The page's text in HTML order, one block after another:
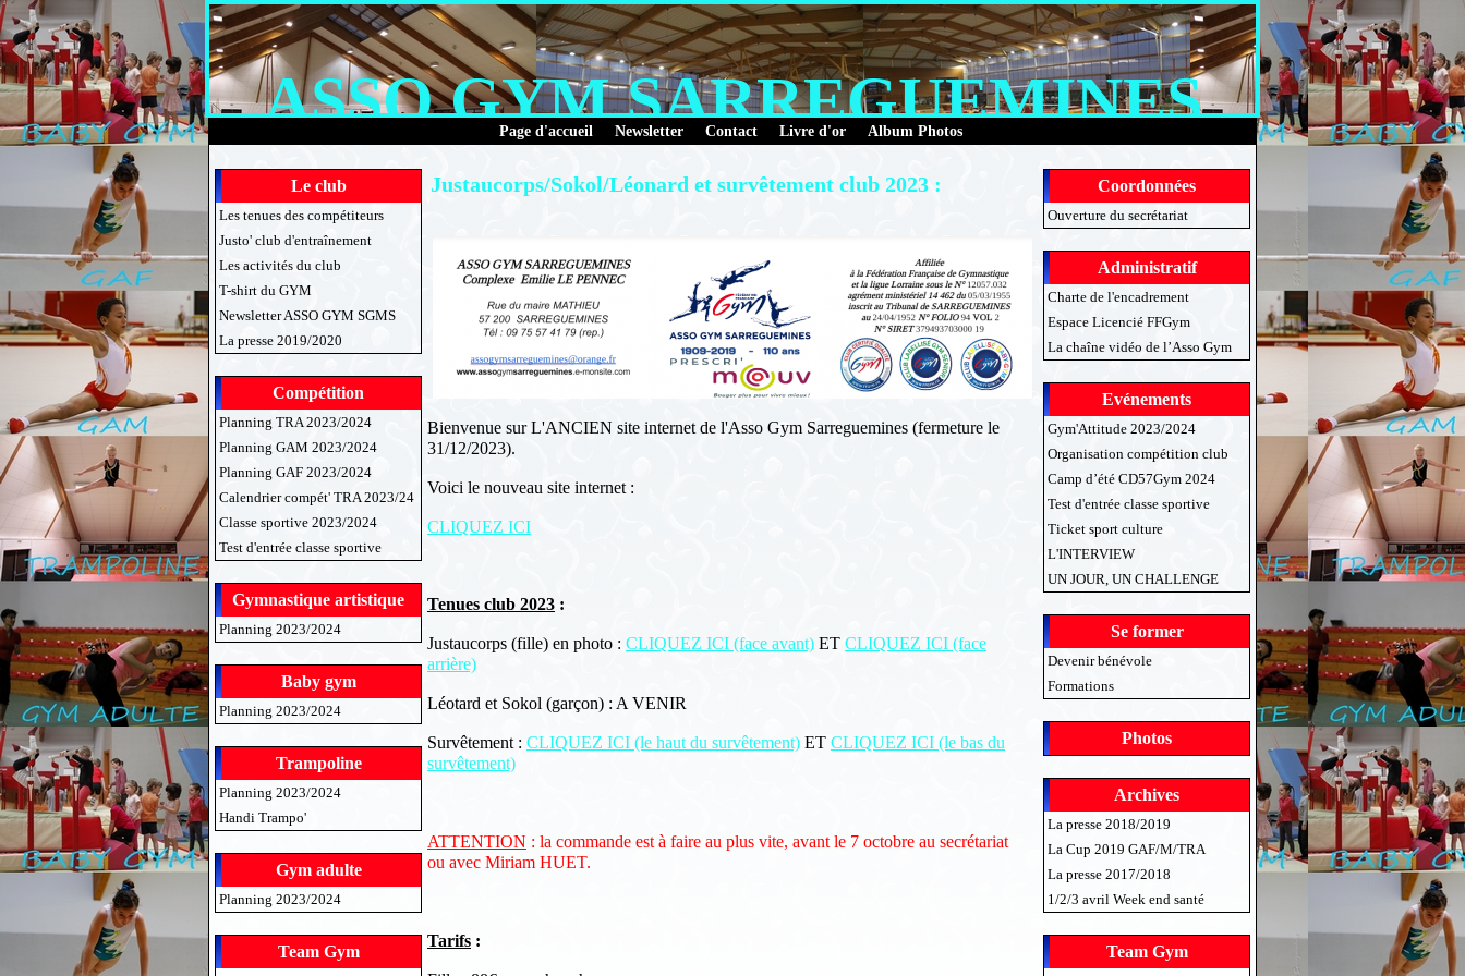
ASSO GYM SARREGUEMINES
Page d'accueil Newsletter Contact Livre d'or Album Photos
Le club
Les tenues des compétiteurs
Justo' club d'entraînement
Les activités du club
T-shirt du GYM
Newsletter ASSO GYM SGMS
La presse 2019/2020
Compétition
Planning TRA 2023/2024
Planning GAM 2023/2024
Planning GAF 2023/2024
Calendrier compét' TRA 2023/24
Classe sportive 2023/2024
Test d'entrée classe sportive
Gymnastique artistique
Planning 2023/2024
Baby gym
Planning 2023/2024
Trampoline
Planning 2023/2024
Handi Trampo'
Gym adulte
Planning 2023/2024
Team Gym
Coordonnées
Ouverture du secrétariat
Administratif
Charte de l'encadrement
Espace Licencié FFGym
La chaîne vidéo de l’Asso Gym
Evénements
Gym'Attitude 2023/2024
Organisation compétition club
Camp d’été CD57Gym 2024
Test d'entrée classe sportive
Ticket sport culture
L'INTERVIEW
UN JOUR, UN CHALLENGE
Se former
Devenir bénévole
Formations
Photos
Archives
La presse 2018/2019
La Cup 2019 GAF/M/TRA
La presse 2017/2018
1/2/3 avril Week end santé
Team Gym
Justaucorps/Sokol/Léonard et survêtement club 2023 :
Bienvenue sur L'ANCIEN site internet de l'Asso Gym Sarreguemines (fermeture le
31/12/2023).
Voici le nouveau site internet :
CLIQUEZ ICI
Tenues club 2023 :
Justaucorps (fille) en photo : CLIQUEZ ICI (face avant) ET CLIQUEZ ICI (face
arrière)
Léotard et Sokol (garçon) : A VENIR
Survêtement : CLIQUEZ ICI (le haut du survêtement) ET CLIQUEZ ICI (le bas du
survêtement)
ATTENTION : la commande est à faire au plus vite, avant le 7 octobre au secrétariat
ou avec Miriam HUET.
Tarifs :